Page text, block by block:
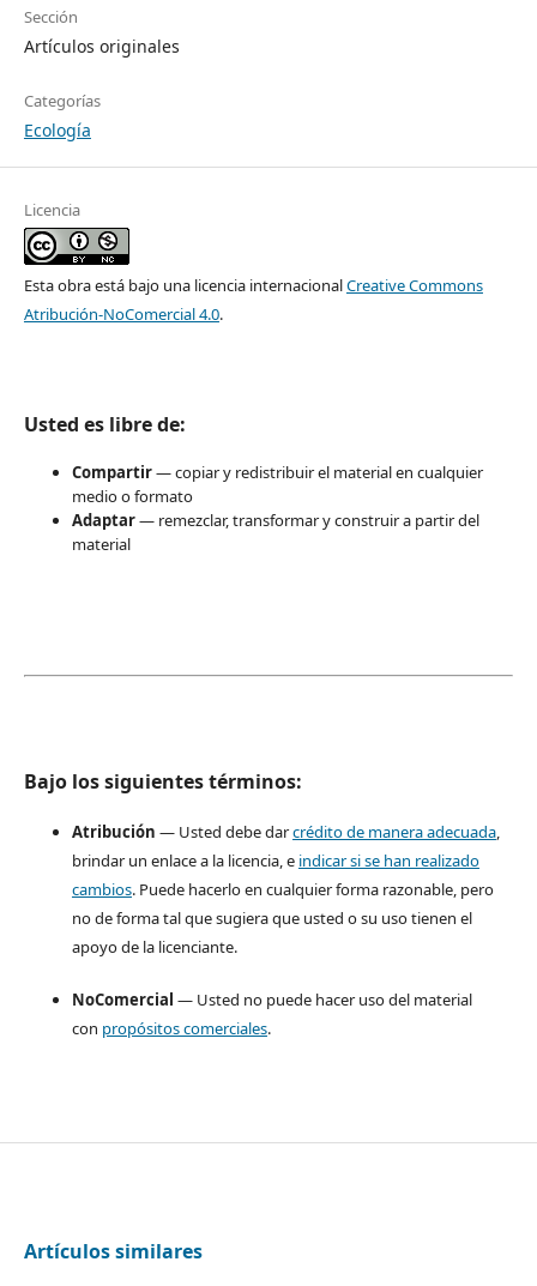
Sección
Artículos originales
Categorías
Ecología
Licencia
Esta obra está bajo una licencia internacionalCreative Commons
Atribución-NoComercial 4.0.
Usted es libre de:
Compartir— copiar y redistribuir el material en cualquier
medio o formato
Adaptar— remezclar, transformar y construir a partir del
material
Bajo los siguientes términos:
Atribución — Usted debe darcrédito de manera adecuada,
brindar un enlace a la licencia, e indicar si se han realizado
cambios. Puede hacerlo en cualquier forma razonable, pero
no de forma tal que sugiera que usted o su uso tienen el
apoyo de la licenciante.
NoComercial — Usted no puede hacer uso del material
con propósitos comerciales.
Artículos similares